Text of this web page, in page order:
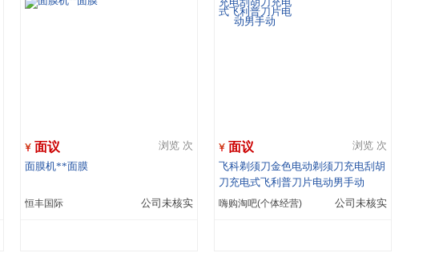
面议 浏览 次
面膜机**面膜
恒丰国际 公司未核实
面议 浏览 次
飞科剃须刀金色电动剃须刀充电刮胡
刀充电式飞利普刀片电动男手动
嗨购淘吧(个体经营) 公司未核实